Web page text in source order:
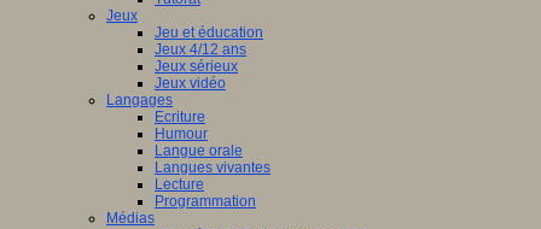
Jeux
Jeu et éducation
Jeux 4/12 ans
Jeux sérieux
Jeux vidéo
Langages
Ecriture
Humour
Langue orale
Langues vivantes
Lecture
Programmation
Médias